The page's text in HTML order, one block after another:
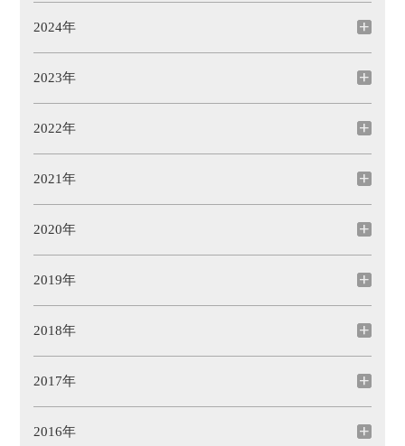
2024年
2023年
2022年
2021年
2020年
2019年
2018年
2017年
2016年